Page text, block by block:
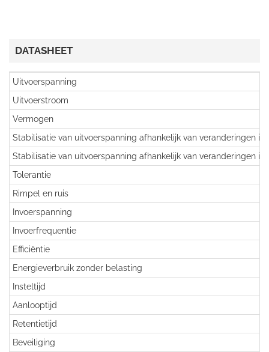
DATASHEET
Uitvoerspanning
Uitvoerstroom
Vermogen
Stabilisatie van uitvoerspanning afhankelijk van veranderingen in
Stabilisatie van uitvoerspanning afhankelijk van veranderingen in
Tolerantie
Rimpel en ruis
Invoerspanning
Invoerfrequentie
Efficiëntie
Energieverbruik zonder belasting
Insteltijd
Aanlooptijd
Retentietijd
Beveiliging